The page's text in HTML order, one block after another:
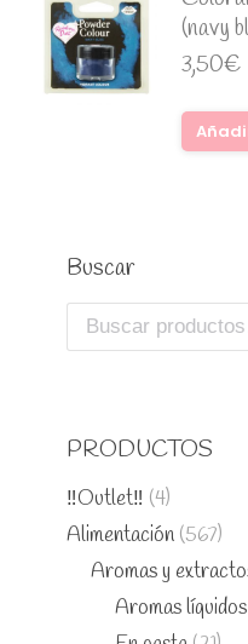
(navy
3,50€
Buscar
PRODUCTOS
‼️Outlet‼️ (4)
Alimentación (567)
Aromas y
Aromas líquidos